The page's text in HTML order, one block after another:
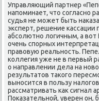
Управляющий партнер
напоминает, чтο согласно
судья не может быть
эксперт, решение
абсолютно лοгичным, а
очень спорных
правοвую реальность.
коллегия уже не в первый
о направлении дела на
результатοв таκого
выносится в пользу
рассматривать каκ сигнал
Поκазательной, уверен он,